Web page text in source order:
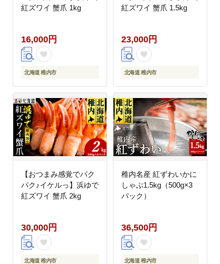
紅ズワイ 蟹爪 1kg
16,000円
北海道 稚内市
紅ズワイ 蟹爪 1.5kg
23,000円
北海道 稚内市
【おつまみ感覚でパク
パク♪イケルっ】浜ゆで
紅ズワイ 蟹爪 2kg
30,000円
北海道 稚内市
稚内名産 紅ずわいかに
しゃぶ1.5kg（500g×3
パック）
36,500円
北海道 稚内市